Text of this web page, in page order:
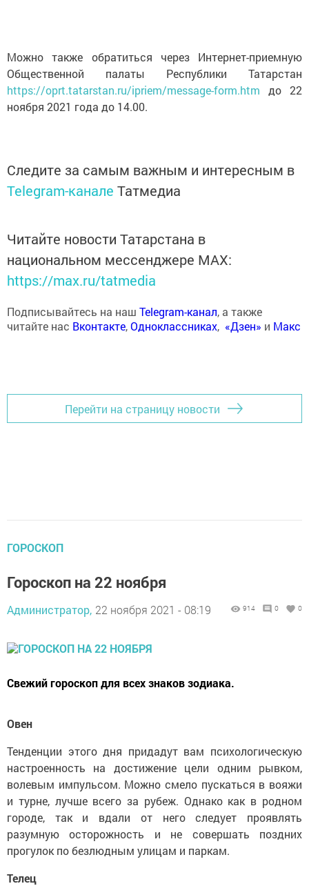
Можно также обратиться через Интернет-приемную
Общественной палаты Республики Татарстан
https://oprt.tatarstan.ru/ipriem/message-form.htm до 22
ноября 2021 года до 14.00.
Следите за самым важным и интересным в
Telegram-канале Татмедиа
Читайте новости Татарстана в
национальном мессенджере MАХ:
https://max.ru/tatmedia
Подписывайтесь на наш Telegram-канал, а также
читайте нас Вконтакте,Одноклассниках, «Дзен» и Макс
Перейти на страницу новости
ГОРОСКОП
Гороскоп на 22 ноября
Администратор, 22 ноября 2021 - 08:19 914 0 0
Свежий гороскоп для всех знаков зодиака.
Овен
Тенденции этого дня придадут вам психологическую
настроенность на достижение цели одним рывком,
волевым импульсом. Можно смело пускаться в вояжи
и турне, лучше всего за рубеж. Однако как в родном
городе, так и вдали от него следует проявлять
разумную осторожность и не совершать поздних
прогулок по безлюдным улицам и паркам.
Телец